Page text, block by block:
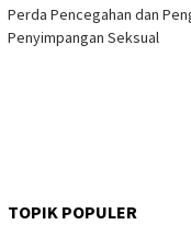
Perda Pencegahan dan
Penyimpangan Seksual
TOPIK POPULER